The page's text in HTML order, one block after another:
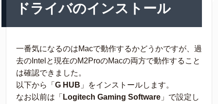
ドライバのインストール
一番気になるのはMacで動作するかどうかですが、過
去のIntelと現在のM2ProのMacの両方で動作すること
は確認できました。
以下から「 G HUB 」をインストールします。
なお以前は「 Logitech Gaming Software 」で設定し